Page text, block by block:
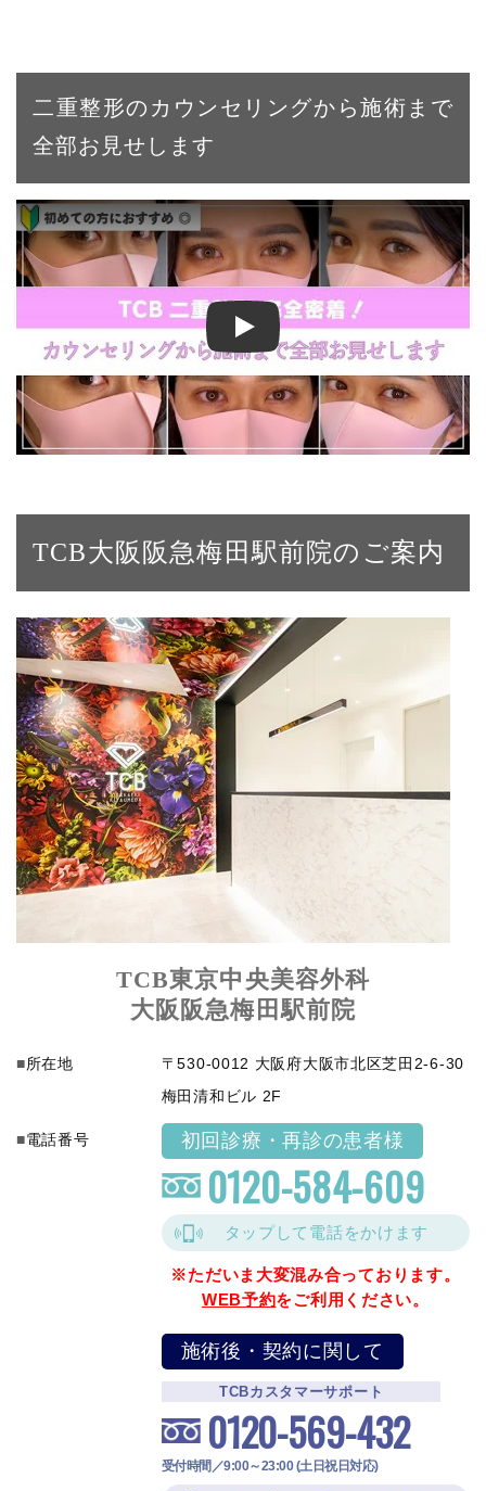
二重整形のカウンセリングから施術まで
全部お見せします
【二重整形】二重埋没法で左右対称＆くっきり
TCB大阪阪急梅田駅前院のご案内
TCB東京中央美容外科
大阪阪急梅田駅前院
所在地
〒530-0012 大阪府大阪市北区芝田2-6-30
梅田清和ビル 2F
電話番号 初回診療・再診の患者様
0120-584-609
タップして電話をかけます
※ただいま大変混み合っております。
WEB予約をご利用ください。
施術後・契約に関して
TCBカスタマーサポート
0120-569-432
受付時間／9:00～23:00 (土日祝日対応)